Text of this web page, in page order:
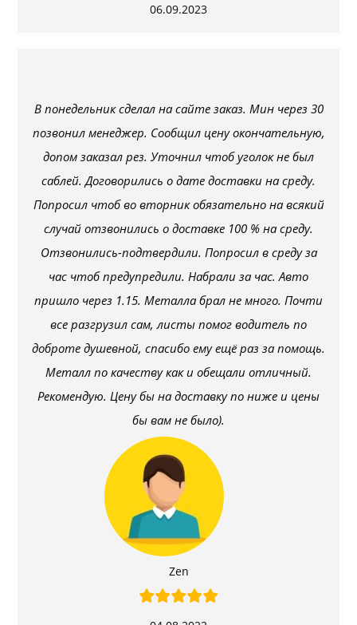
06.09.2023
В понедельник сделал на сайте заказ. Мин через 30
позвонил менеджер. Сообщил цену окончательную,
допом заказал рез. Уточнил чтоб уголок не был
саблей. Договорились о дате доставки на среду.
Попросил чтоб во вторник обязательно на всякий
случай отзвонились о доставке 100 % на среду.
Отзвонились-подтвердили. Попросил в среду за
час чтоб предупредили. Набрали за час. Авто
пришло через 1.15. Металла брал не много. Почти
все разгрузил сам, листы помог водитель по
доброте душевной, спасибо ему ещё раз за помощь.
Металл по качеству как и обещали отличный.
Рекомендую. Цену бы на доставку по ниже и цены
бы вам не было).
Zen